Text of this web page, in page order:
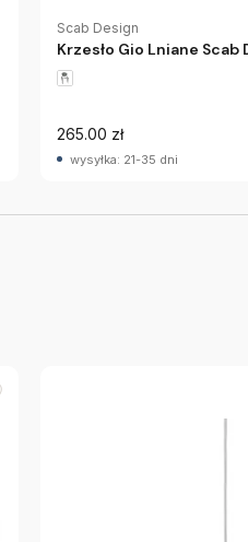
Scab Design
Krzesło Gio Lniane Scab
265.00 zł
wysyłka: 21-35 dni